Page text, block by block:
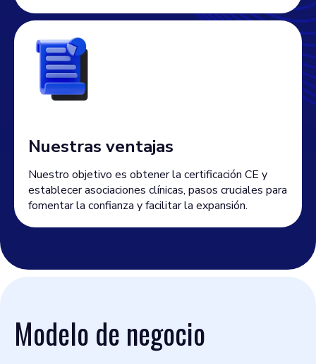
Nuestras ventajas
Nuestro objetivo es obtener la certificación CE y
establecer asociaciones clínicas, pasos cruciales para
fomentar la confianza y facilitar la expansión.
Modelo de negocio